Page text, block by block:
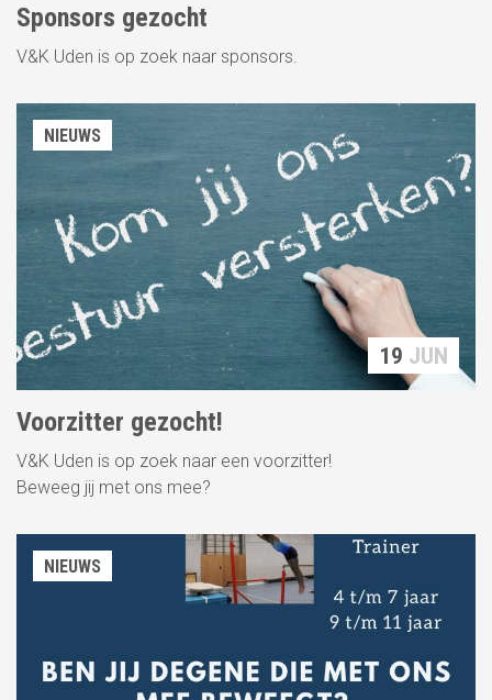
Sponsors gezocht
V&K Uden is op zoek naar sponsors.
19 JUN
NIEUWS
Voorzitter gezocht!
V&K Uden is op zoek naar een voorzitter!
Beweeg jij met ons mee?
NIEUWS